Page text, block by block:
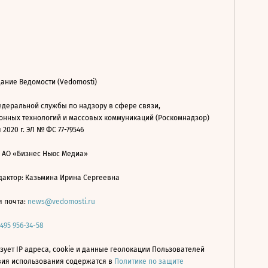
Ведомости (Vedomosti)
службы по надзору в сфере связи,
технологий и массовых коммуникаций (Роскомнадзор)
2020 г. ЭЛ № ФС 77-79546
АО «Бизнес Ньюс Медиа»
Казьмина Ирина Сергеевна
почта: news@vedomosti.ru
495 956-34-58
IP адреса, cookie и данные геолокации Пользователей
использования содержатся в Политике по защите